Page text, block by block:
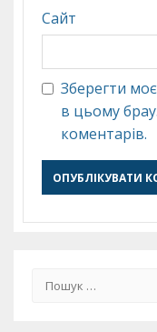
Сайт
Зберегти
в цьому
коментарів.
Пошук: